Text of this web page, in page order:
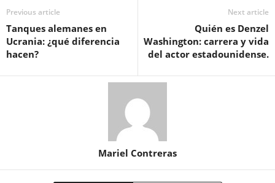
Previous article
Tanques alemanes en
Ucrania: ¿qué diferencia
hacen?
Next article
Quién es Denzel
Washington: carrera y vida
del actor estadounidense.
Mariel Contreras